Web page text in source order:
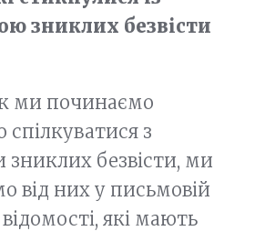
зниклих безвісти
ми починаємо
спілкуватися з
безвісти, ми
від них у письмовій
які мають